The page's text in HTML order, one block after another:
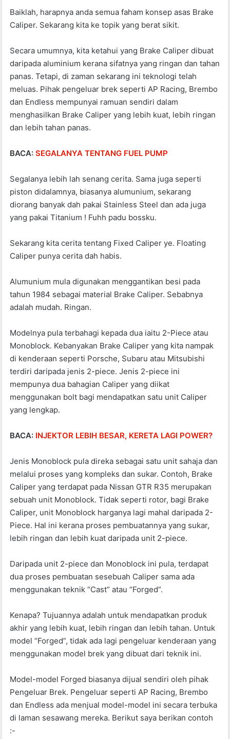
Baiklah, harapnya anda semua faham konsep asas Brake
Caliper. Sekarang kita ke topik yang berat sikit.
Secara umumnya, kita ketahui yang Brake Caliper dibuat
daripada aluminium kerana sifatnya yang ringan dan tahan
panas. Tetapi, di zaman sekarang ini teknologi telah
meluas. Pihak pengeluar brek seperti AP Racing, Brembo
dan Endless mempunyai ramuan sendiri dalam
menghasilkan Brake Caliper yang lebih kuat, lebih ringan
dan lebih tahan panas.
BACA:SEGALANYA TENTANG FUEL PUMP
Segalanya lebih lah senang cerita. Sama juga seperti
piston didalamnya, biasanya alumunium, sekarang
diorang banyak dah pakai Stainless Steel dan ada juga
yang pakai Titanium ! Fuhh padu bossku.
Sekarang kita cerita tentang Fixed Caliper ye. Floating
Caliper punya cerita dah habis.
Alumunium mula digunakan menggantikan besi pada
tahun 1984 sebagai material Brake Caliper. Sebabnya
adalah mudah. Ringan.
Modelnya pula terbahagi kepada dua iaitu 2-Piece atau
Monoblock. Kebanyakan Brake Caliper yang kita nampak
di kenderaan seperti Porsche, Subaru atau Mitsubishi
terdiri daripada jenis 2-piece. Jenis 2-piece ini
mempunya dua bahagian Caliper yang diikat
menggunakan bolt bagi mendapatkan satu unit Caliper
yang lengkap.
BACA: INJEKTOR LEBIH BESAR, KERETA LAGI POWER?
Jenis Monoblock pula direka sebagai satu unit sahaja dan
melalui proses yang kompleks dan sukar. Contoh, Brake
Caliper yang terdapat pada Nissan GTR R35 merupakan
sebuah unit Monoblock. Tidak seperti rotor, bagi Brake
Caliper, unit Monoblock harganya lagi mahal daripada 2-
Piece. Hal ini kerana proses pembuatannya yang sukar,
lebih ringan dan lebih kuat daripada unit 2-piece.
Daripada unit 2-piece dan Monoblock ini pula, terdapat
dua proses pembuatan sesebuah Caliper sama ada
menggunakan teknik “Cast” atau “Forged”.
Kenapa? Tujuannya adalah untuk mendapatkan produk
akhir yang lebih kuat, lebih ringan dan lebih tahan. Untuk
model “Forged”, tidak ada lagi pengeluar kenderaan yang
menggunakan model brek yang dibuat dari teknik ini.
Model-model Forged biasanya dijual sendiri oleh pihak
Pengeluar Brek. Pengeluar seperti AP Racing, Brembo
dan Endless ada menjual model-model ini secara terbuka
di laman sesawang mereka. Berikut saya berikan contoh
:-